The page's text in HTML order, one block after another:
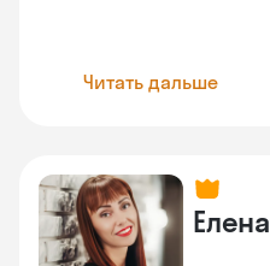
Читать дальше
Елена